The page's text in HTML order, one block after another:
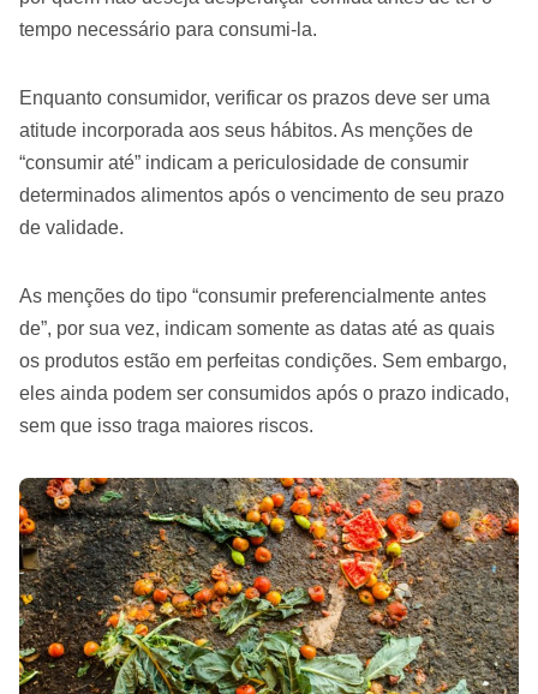
tempo necessário para consumi-la.
Enquanto consumidor, verificar os prazos deve ser uma
atitude incorporada aos seus hábitos. As menções de
“consumir até” indicam a periculosidade de consumir
determinados alimentos após o vencimento de seu prazo
de validade.
As menções do tipo “consumir preferencialmente antes
de”, por sua vez, indicam somente as datas até as quais
os produtos estão em perfeitas condições. Sem embargo,
eles ainda podem ser consumidos após o prazo indicado,
sem que isso traga maiores riscos.